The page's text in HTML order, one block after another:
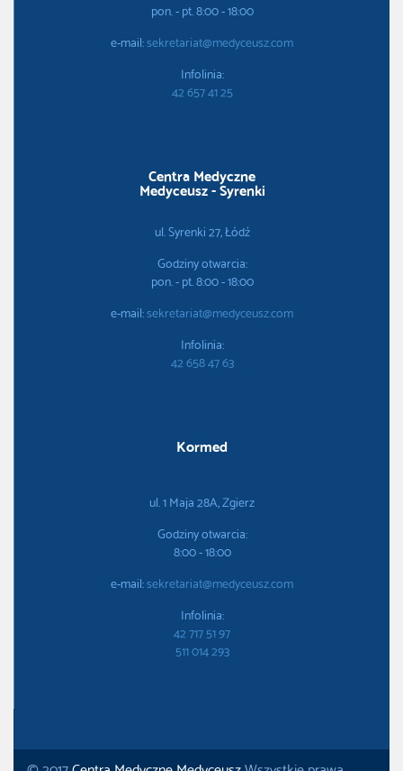
pon. - pt. 8:00 - 18:00
e-mail:sekretariat@medyceusz.com
Infolinia:
42 657 41 25
Centra Medyczne
Medyceusz - Syrenki
ul. Syrenki 27, Łódź
Godziny otwarcia:
pon. - pt. 8:00 - 18:00
e-mail:sekretariat@medyceusz.com
Infolinia:
42 658 47 63
Kormed
ul. 1 Maja 28A, Zgierz
Godziny otwarcia:
8:00 - 18:00
e-mail:sekretariat@medyceusz.com
Infolinia:
42 717 51 97
511 014 293